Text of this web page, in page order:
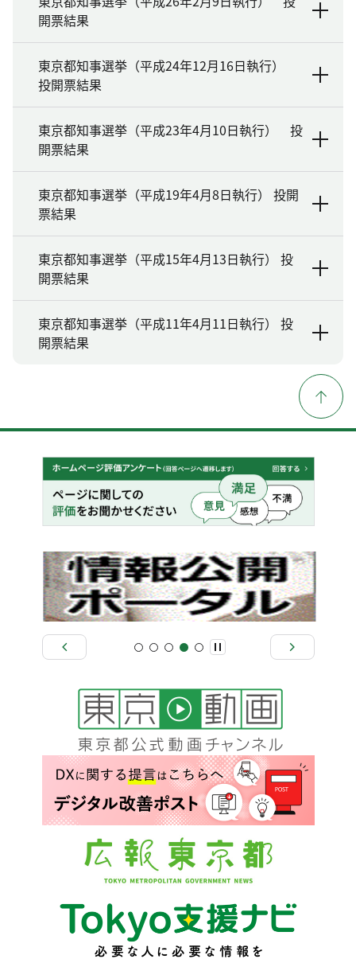
開票結果
東京都知事選挙（平成24年12月16日執行）
投開票結果
東京都知事選挙（平成23年4月10日執行） 投
開票結果
東京都知事選挙（平成19年4月8日執行） 投開
票結果
東京都知事選挙（平成15年4月13日執行） 投
開票結果
東京都知事選挙（平成11年4月11日執行） 投
開票結果